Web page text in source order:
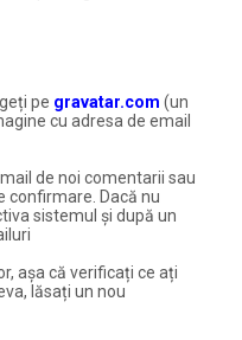
pe gravatar.com (un
cu adresa de email
de noi comentarii sau
confirmare. Dacă nu
sistemul și după un
așa că verificați ce ați
lăsați un nou